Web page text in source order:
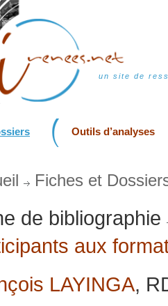
un site de
Outils d’analyses
Fiches et
de bibliographie
aux
LAYINGA,